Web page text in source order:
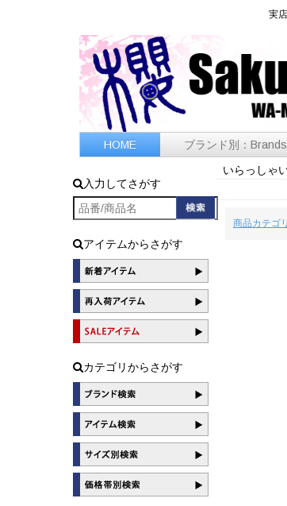
実
HOME ブランド別：Brands
入力してさがす
アイテムからさがす
カテゴリからさがす
いらっしゃ
商品カテゴ